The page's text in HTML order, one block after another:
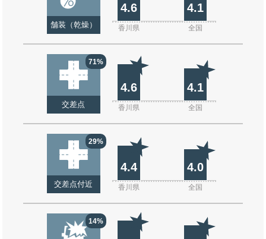
舗装（乾燥）
4.6 4.1
香川県 全国
71%
交差点
4.6 4.1
香川県 全国
29%
交差点付近
4.4 4.0
香川県 全国
14%